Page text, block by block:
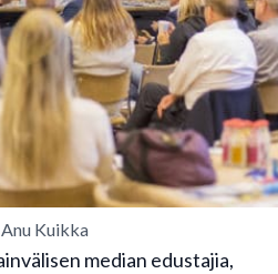
Kuikka
median edustajia,